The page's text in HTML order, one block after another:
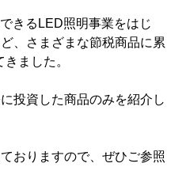
きるLED照明事業をはじ
、さまざまな節税商品に累
ました。
投資した商品のみを紹介し
おりますので、ぜひご参照